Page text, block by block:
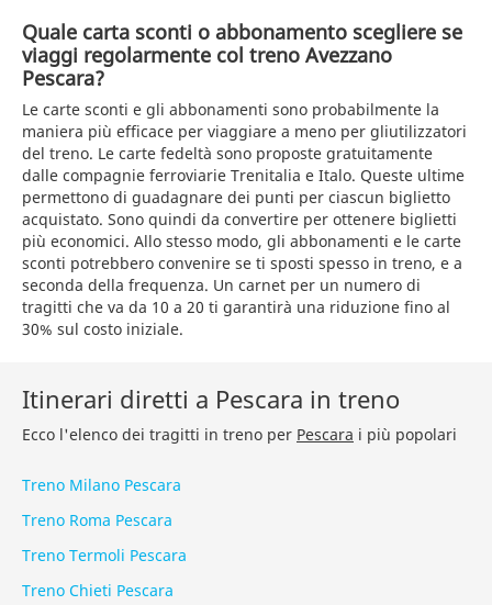
Quale carta sconti o abbonamento scegliere se
viaggi regolarmente col treno Avezzano
Pescara?
Le carte sconti e gli abbonamenti sono probabilmente la
maniera più efficace per viaggiare a meno per gliutilizzatori
del treno. Le carte fedeltà sono proposte gratuitamente
dalle compagnie ferroviarie Trenitalia e Italo. Queste ultime
permettono di guadagnare dei punti per ciascun biglietto
acquistato. Sono quindi da convertire per ottenere biglietti
più economici. Allo stesso modo, gli abbonamenti e le carte
sconti potrebbero convenire se ti sposti spesso in treno, e a
seconda della frequenza. Un carnet per un numero di
tragitti che va da 10 a 20 ti garantirà una riduzione fino al
30% sul costo iniziale.
Itinerari diretti a Pescara in treno
Ecco l'elenco dei tragitti in treno per Pescara i più popolari
Treno Milano Pescara
Treno Roma Pescara
Treno Termoli Pescara
Treno Chieti Pescara